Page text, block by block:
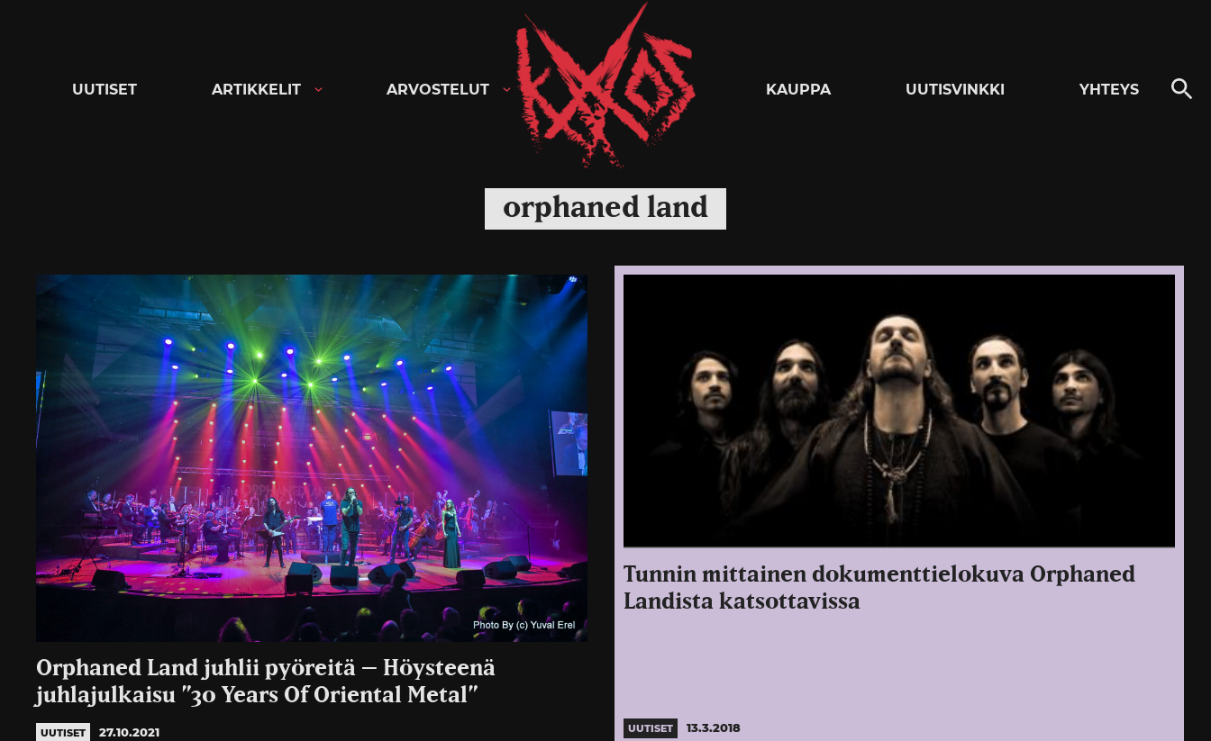
Kaaoszine
UUTISET ARTIKKELIT ARVOSTELUT KAUPPA UUTISVINKKI YHTEYS
orphaned land
Orphaned Land juhlii pyöreitä – Höysteenä
juhlajulkaisu ”30 Years Of Oriental Metal”
UUTISET 27.10.2021
Tunnin mittainen dokumenttielokuva Orphaned
Landista katsottavissa
UUTISET 13.3.2018